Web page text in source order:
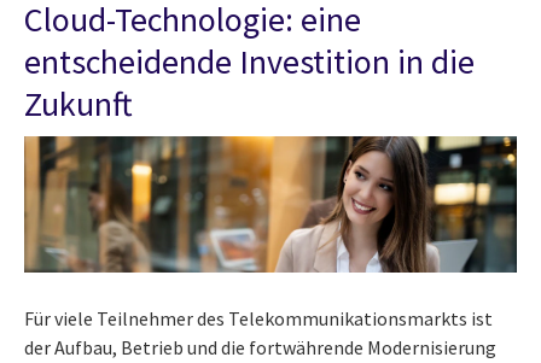
Cloud-Technologie: eine
entscheidende Investition in die
Zukunft
Für viele Teilnehmer des Telekommunikationsmarkts ist
der Aufbau, Betrieb und die fortwährende Modernisierung